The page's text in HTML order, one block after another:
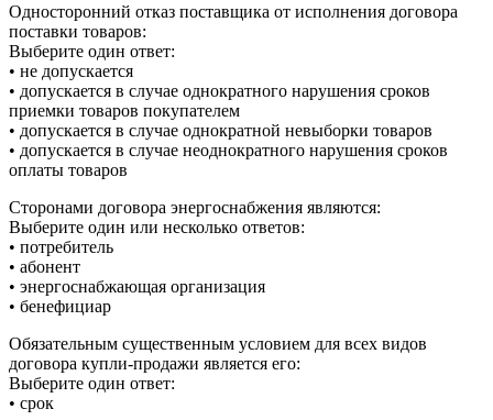
Односторонний отказ поставщика от исполнения договора
поставки товаров:
Выберите один ответ:
• не допускается
• допускается в случае однократного нарушения сроков
приемки товаров покупателем
• допускается в случае однократной невыборки товаров
• допускается в случае неоднократного нарушения сроков
оплаты товаров
Сторонами договора энергоснабжения являются:
Выберите один или несколько ответов:
• потребитель
• абонент
• энергоснабжающая организация
• бенефициар
Обязательным существенным условием для всех видов
договора купли-продажи является его:
Выберите один ответ:
• срок